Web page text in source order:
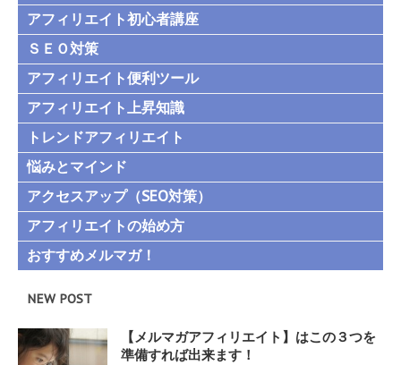
アフィリエイト初心者講座
ＳＥＯ対策
アフィリエイト便利ツール
アフィリエイト上昇知識
トレンドアフィリエイト
悩みとマインド
アクセスアップ（SEO対策）
アフィリエイトの始め方
おすすめメルマガ！
NEW POST
【メルマガアフィリエイト】はこの３つを
準備すれば出来ます！